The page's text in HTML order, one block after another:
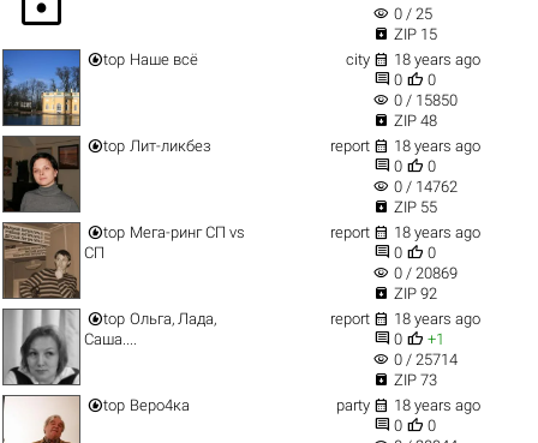
visibility 0 / 25
 ZIP 15
top Наше всё city  18 years ago
 0  0
visibility 0 / 15850
 ZIP 48
top Лит-ликбез report  18 years ago
 0  0
visibility 0 / 14762
 ZIP 55
top Мега-ринг СП vs
СП
report  18 years ago
 0  0
visibility 0 / 20869
 ZIP 92
top Ольга, Лада,
Саша....
report  18 years ago
 0  +1
visibility 0 / 25714
 ZIP 73
top Веро4ка party  18 years ago
 0  0